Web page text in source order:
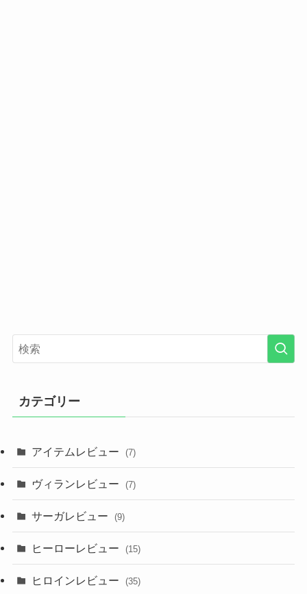
カテゴリー
アイテムレビュー (7)
ヴィランレビュー (7)
サーガレビュー (9)
ヒーローレビュー (15)
ヒロインレビュー (35)